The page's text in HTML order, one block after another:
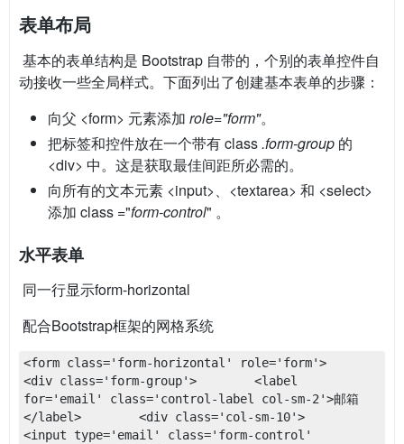
表单布局
​ 基本的表单结构是 Bootstrap 自带的，个别的表单控件自
动接收一些全局样式。下面列出了创建基本表单的步骤：
向父 <form> 元素添加 role="form"。
把标签和控件放在一个带有 class.form-group 的
<div> 中。这是获取最佳间距所必需的。
向所有的文本元素 <input>、<textarea> 和 <select>
添加 class ="form-control" 。
水平表单
​ 同一行显示form-horizontal
​ 配合Bootstrap框架的网格系统
<form class='form-horizontal' role='form'>
<div class='form-group'>        <label
for='email' class='control-label col-sm-2'>邮箱
</label>        <div class='col-sm-10'>
<input type='email' class='form-control'